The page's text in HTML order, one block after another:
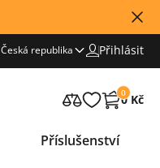
Česká republika Přihlásit
0
0 Kč
Příslušenství